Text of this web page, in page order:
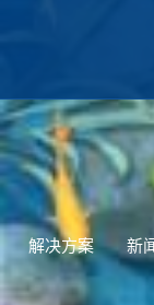
解决方案 新